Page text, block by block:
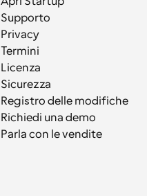
Supporto
Privacy
Termini
Licenza
Sicurezza
Registro delle modifiche
Richiedi una demo
Parla con le vendite